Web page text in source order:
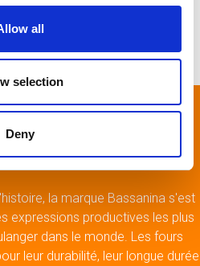
all
selection
Deny
/ Forma Srl
la marque Bassanina s'est
expressions productives les plus
dans le monde. Les fours
leur durabilité, leur longue durée